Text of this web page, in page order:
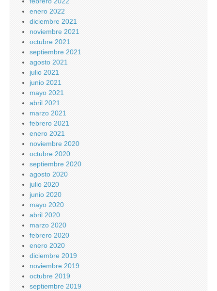
enero 2022
diciembre 2021
noviembre 2021
octubre 2021
septiembre 2021
agosto 2021
julio 2021
junio 2021
mayo 2021
abril 2021
marzo 2021
febrero 2021
enero 2021
noviembre 2020
octubre 2020
septiembre 2020
agosto 2020
julio 2020
junio 2020
mayo 2020
abril 2020
marzo 2020
febrero 2020
enero 2020
diciembre 2019
noviembre 2019
octubre 2019
septiembre 2019